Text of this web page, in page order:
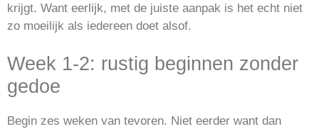
krijgt. Want eerlijk, met de juiste aanpak is het echt niet
zo moeilijk als iedereen doet alsof.
Week 1-2: rustig beginnen zonder
gedoe
Begin zes weken van tevoren. Niet eerder want dan